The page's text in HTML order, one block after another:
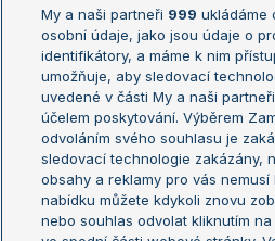
Žebříček ATP (muži)
Žebříček WTA (ženy)
Sázkařský žebříček
US
Turnaj
Turnaj
Aktualní trendy
My a naši partneři 999 ukládáme
osobní údaje, jako jsou údaje o
identifikátory, a máme k nim
umožňuje, aby sledovací
uvedené v části My a naši
účelem poskytování. Výběrem
odvoláním svého souhlasu je
sledovací technologie zakázány,
obsahy a reklamy pro vás
nabídku můžete kdykoli znovu
nebo souhlas odvolat kliknutím